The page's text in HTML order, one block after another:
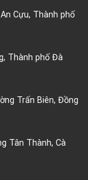
Cựu, Thành phố
Thành phố Đà
Trấn Biên, Đồng
Tân Thành, Cà